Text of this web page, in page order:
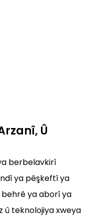
Û
berbelavkirî
ya pêşkeftî ya
ya aborî ya
û teknolojiya xweya